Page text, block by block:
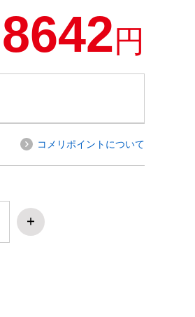
8642円
コメリポイントについて